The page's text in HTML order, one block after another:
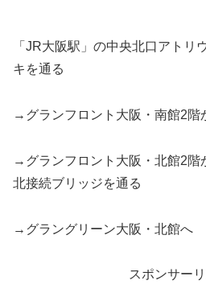
「JR大阪駅」の中央北口アトリ
キを通る
→グランフロント大阪・南館2階
→グランフロント大阪・北館2階
北接続ブリッジを通る
→グラングリーン大阪・北館へ
スポンサー